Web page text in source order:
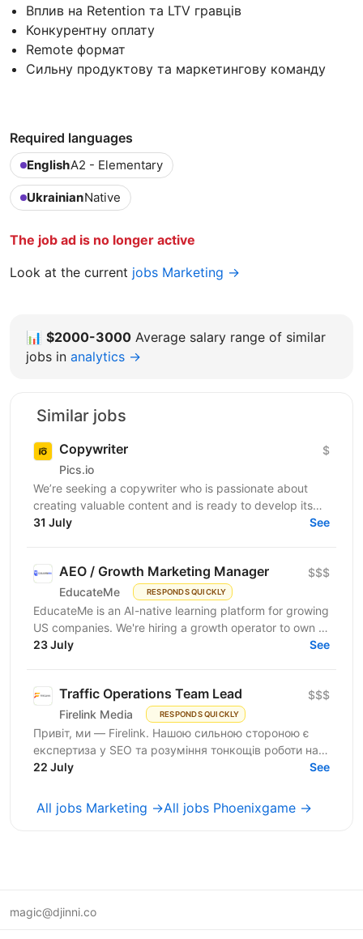
Вплив на Retention та LTV гравців
Конкурентну оплату
Remote формат
Сильну продуктову та маркетингову команду
Required languages
EnglishA2 - Elementary
UkrainianNative
The job ad is no longer active
Look at the current jobs Marketing →
📊 $2000-3000 Average salary range of similar
jobs in analytics →
Similar jobs
Copywriter
Pics.io
$
We’re seeking a copywriter who is passionate about
creating valuable content and is ready to develop its
31 July See
AEO / Growth Marketing Manager
EducateMe RESPONDS QUICKLY
$$$
EducateMe is an AI-native learning platform for growing
US companies. We're hiring a growth operator to own a
23 July See
Traffic Operations Team Lead
Firelink Media RESPONDS QUICKLY
$$$
Привіт, ми — Firelink. Нашою сильною стороною є
експертиза у SEO та розуміння тонкощів роботи на
22 July See
All jobs Marketing →All jobs Phoenixgame →
magic@djinni.co